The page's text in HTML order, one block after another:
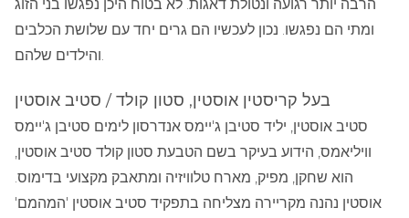
הרבה יותר רגועה ונטולת דאגות. לא בטוח היכן נפגשו בני הזוג
ומתי הם נפגשו. נכון לעכשיו הם גרים יחד עם שלושת הכלבים
והילדים שלהם.
בעל קריסטין אוסטין, סטון קולד / סטיב אוסטין
סטיב אוסטין, יליד סטיבן ג'יימס אנדרסון לימים סטיבן ג'יימס
וויליאמס, הידוע בעיקר בשם הטבעת סטון קולד סטיב אוסטין,
הוא שחקן, מפיק, מארח טלוויזיה ומתאבק מקצועי בדימוס.
אוסטין נהנה מקריירה מצליחה בתפקיד סטיב אוסטין 'המהמם'